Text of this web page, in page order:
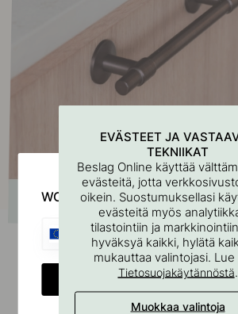
Liittyvät tuotteet
EVÄSTEET JA
TEKNIIKAT
Beslag Online käyttää
evästeitä, jotta
oikein. Suostumuksellasi
evästeitä myös
tilastointiin ja
hyväksyä kaikki, hylätä
mukauttaa valintojasi. Lue
Tietosuojakäytännöstä.
Muokkaa valintoja
WOULD YOU RATHER VISIT?
EU
CHANGE COUNTRY